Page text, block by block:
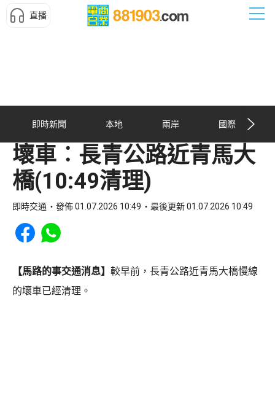
直播
即時新聞 本地 兩岸 國際
壞車︰長青公路近青馬大
橋(10:49清理)
即時交通 發佈 01.07.2026 10:49 最後更新 01.07.2026 10:49
Share to Facebook
Share to WhatsApp
【馬路的事交通消息】 較早前，長青公路近青馬大橋慢線
的壞車已經清理。